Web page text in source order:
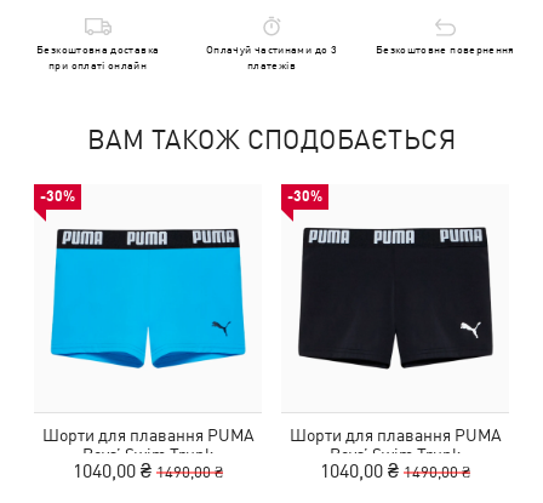
Безкоштовна доставка
при оплаті онлайн
Оплачуй частинами до 3
платежів
Безкоштовне повернення
ВАМ ТАКОЖ СПОДОБАЄТЬСЯ
-30%
Шорти для плавання PUMA
Boys’‎ Swim Trunk
1040,00 ₴ 1490,00 ₴
-30%
Шорти для плавання PUMA
Boys’‎ Swim Trunk
1040,00 ₴ 1490,00 ₴